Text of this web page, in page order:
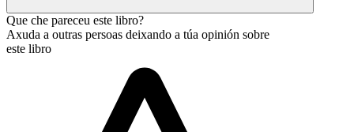
Que che pareceu este libro?
Axuda a outras persoas deixando a túa opinión sobre
este libro